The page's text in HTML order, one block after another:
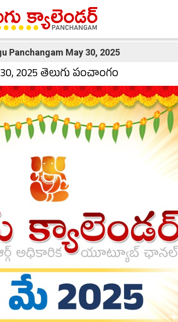
Panchangam May 30, 2025
2025 తెలుగు పంచాంగం